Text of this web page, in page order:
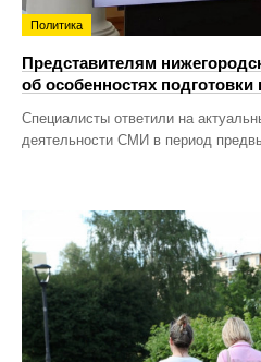
Политика
Представителям
об особенностях
Специалисты ответили на
деятельности СМИ в период